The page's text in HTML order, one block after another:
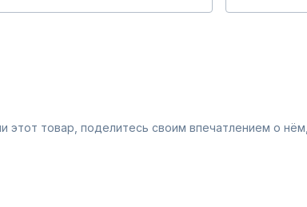
этот товар, поделитесь своим впечатлением о